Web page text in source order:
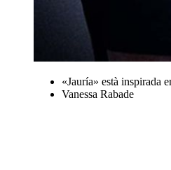
«Jauría» està inspirada
Vanessa Rabade